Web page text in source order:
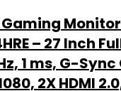
– 27 Inch
1 ms, G-
2X HDMI